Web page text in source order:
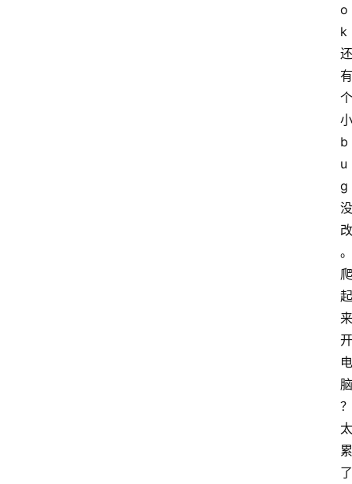
o
k
还
有
个
小
b
u
g
没
改
。
爬
起
来
开
电
脑
？
太
累
了